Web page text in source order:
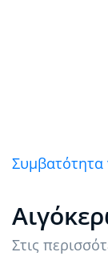
Συμβατότητα
Στις